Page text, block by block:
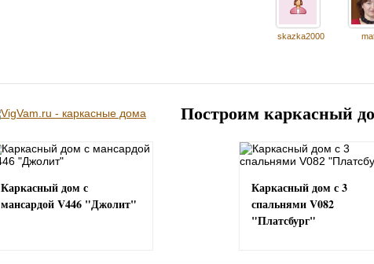
skazka2000
Построим каркасный
Каркасный дом с
мансардой V446 "Джолит"
Каркасный дом с 3
спальнями V082
"Платсбург"